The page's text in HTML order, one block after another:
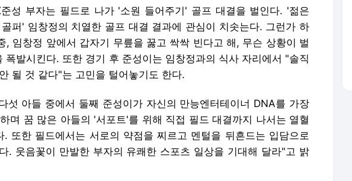
성 부자는 필드로 나가 '소원 들어주기' 골프 대결을 벌인다. '젊은
퍼' 임창정의 치열한 골프 대결 결과에 관심이 치솟는다. 그런가 하
, 임창정 앞에서 갑자기 무릎을 꿇고 싹싹 빈다고 해, 무슨 상황이 벌
폭발시킨다. 또한 경기 후 준성이는 임창정과의 식사 자리에서 "솔직
될 것 같다"는 고민을 털어놓기도 한다.
섯 아들 중에서 둘째 준성이가 자신의 만능엔터테이너 DNA를 가장
며 꿈 많은 아들의 '서포트'를 위해 직접 필드 대결까지 나서는 열혈
. 또한 필드에서는 서로의 약점을 찌르고 멘털을 뒤흔드는 입담으로
. 웃음꽃이 만발한 부자의 유쾌한 스포츠 일상을 기대해 달라"고 밝